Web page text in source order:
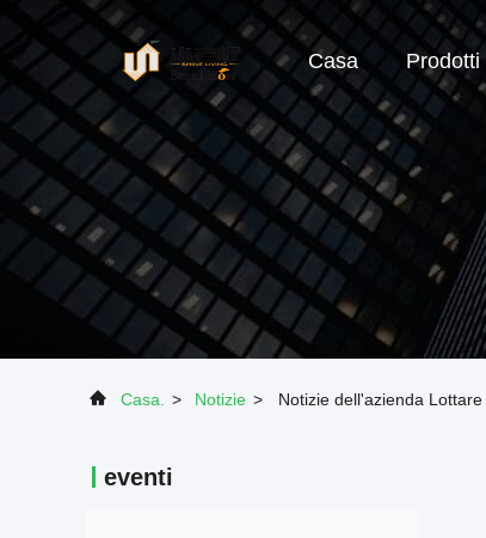
Casa Prodotti
Casa. > Notizie > Notizie dell'azienda
eventi